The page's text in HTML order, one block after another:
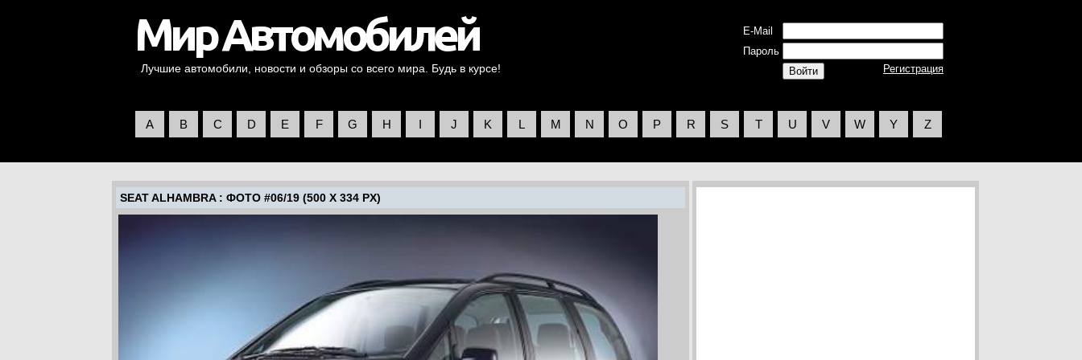
Лучшие автомобили, новости и обзоры со всего мира. Будь в курсе!
E-Mail
Пароль
Регистрация
A B C D E F G H I J K L M N O P R S T U V W Y Z
SEAT ALHAMBRA: ФОТО #06/19 (500 X 334 PX)